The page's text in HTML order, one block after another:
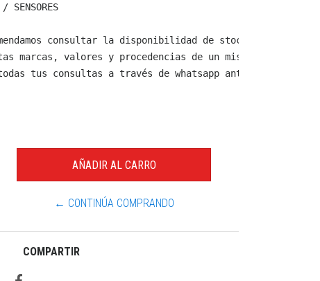
SENSORES
consultar la disponibilidad de stock y
marcas, valores y procedencias de un mismo producto.
tus consultas a través de whatsapp antes de
← CONTINÚA COMPRANDO
COMPARTIR